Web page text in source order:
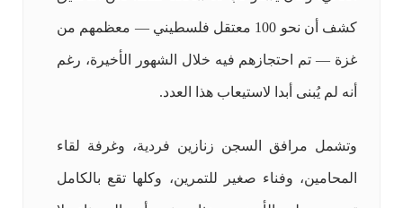
كشف أن نحو 100 معتقل فلسطيني — معظمهم من
غزة — تم احتجازهم فيه خلال الشهور الأخيرة، رغم
أنه لم يُبنى أبدا لاستيعاب هذا العدد.
وتشمل مرافق السجن زنازين فردية، وغرفة لقاء
المحامين، وفناء صغير للتمرين، وكلها تقع بالكامل